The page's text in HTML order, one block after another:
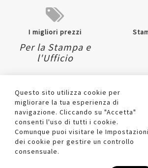
I migliori prezzi
Per la Stampa e
l'Ufficio
CONTATTI
Via Belluno 36
Sedico (BL) 32036
Italia
Questo sito utilizza cookie per
migliorare la tua esperienza di
navigazione. Cliccando su "Accetta"
consenti l'uso di tutti i cookie.
Comunque puoi visitare le Impostazioni
dei cookie per gestire un controllo
consensuale.